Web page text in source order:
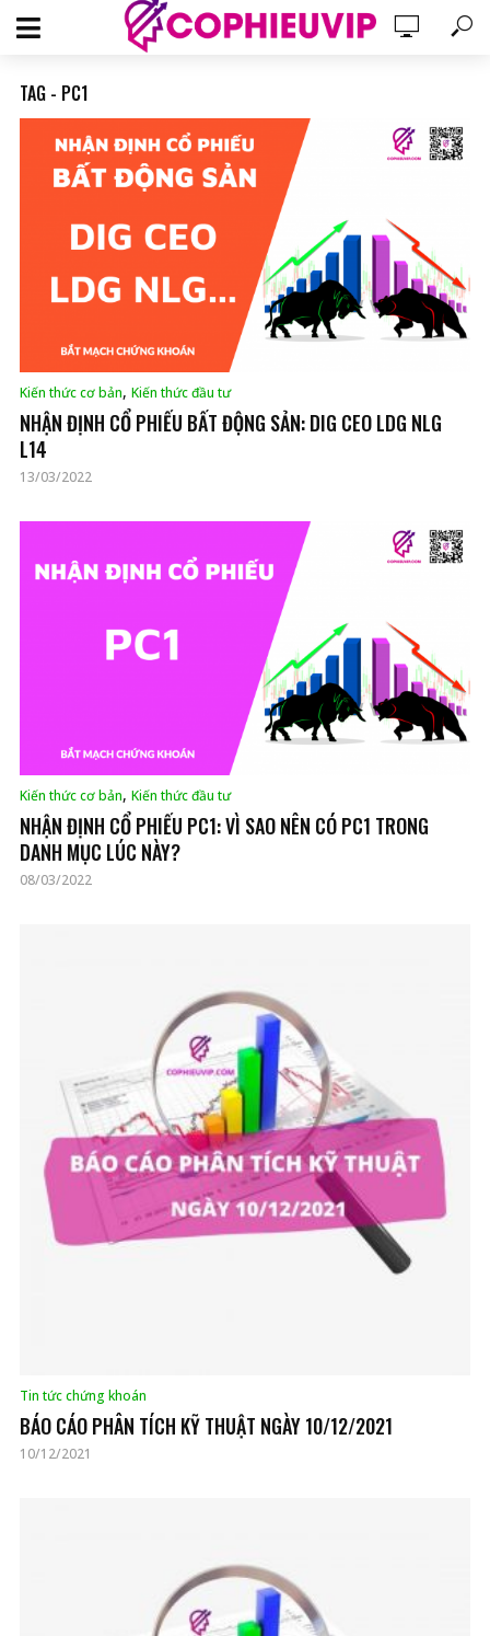
TAG - PC1
Kiến thức cơ bản, Kiến thức đầu tư
NHẬN ĐỊNH CỔ PHIẾU BẤT ĐỘNG SẢN: DIG CEO LDG NLG
L14
13/03/2022
Kiến thức cơ bản, Kiến thức đầu tư
NHẬN ĐỊNH CỔ PHIẾU PC1: VÌ SAO NÊN CÓ PC1 TRONG
DANH MỤC LÚC NÀY?
08/03/2022
Tin tức chứng khoán
BÁO CÁO PHÂN TÍCH KỸ THUẬT NGÀY 10/12/2021
10/12/2021